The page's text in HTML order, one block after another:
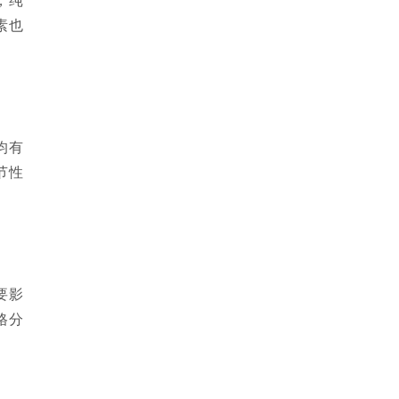
也
有
性
影
分